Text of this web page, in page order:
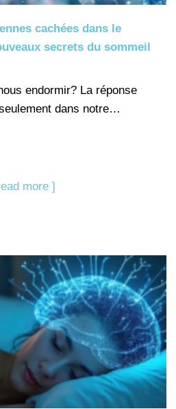
cachées dans le
secrets du sommeil
endormir? La réponse
dans notre…
more ]